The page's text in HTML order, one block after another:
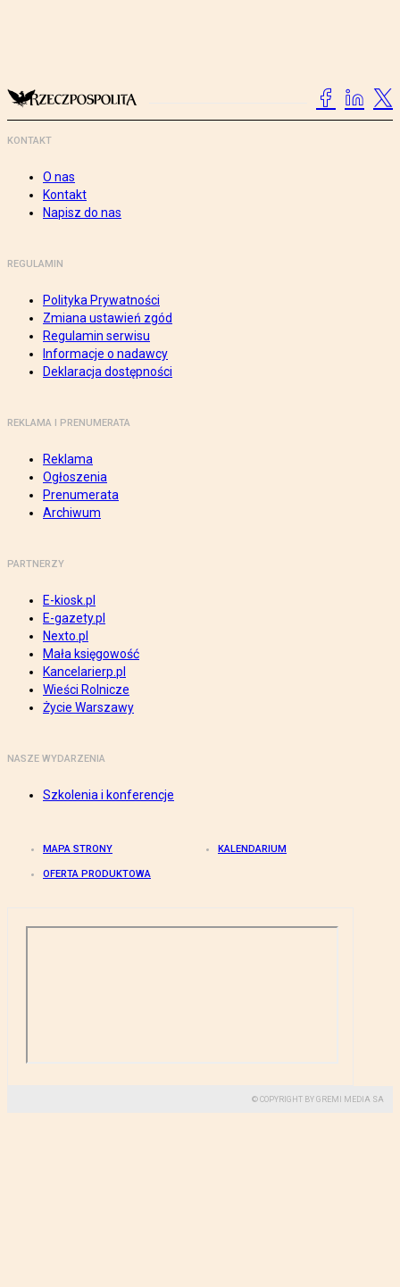
KONTAKT
O nas
Kontakt
Napisz do nas
REGULAMIN
Polityka Prywatności
Zmiana ustawień zgód
Regulamin serwisu
Informacje o nadawcy
Deklaracja dostępności
REKLAMA I PRENUMERATA
Reklama
Ogłoszenia
Prenumerata
Archiwum
PARTNERZY
E-kiosk.pl
E-gazety.pl
Nexto.pl
Mała księgowość
Kancelarierp.pl
Wieści Rolnicze
Życie Warszawy
NASZE WYDARZENIA
Szkolenia i konferencje
MAPA STRONY KALENDARIUM
OFERTA PRODUKTOWA
© COPYRIGHT BY GREMI MEDIA SA